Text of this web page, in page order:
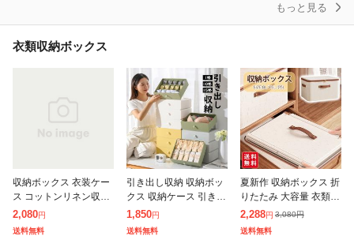
もっと見る
衣類収納ボックス
収納ボックス 衣装ケー
ス コットンリネン収納
ボックス 大容量 中身が
見える窓付き 折りたた
2,080円
送料無料
引き出し収納 収納ボッ
クス 収納ケース 引き出
し ボックス 整理整頓
衣類収納 デスクトップ
1,850円
送料無料
夏新作 収納ボックス 折
りたたみ 大容量 衣類収
納 収納ケース ボックス
衣類収納袋 フタ付き お
2,288円 3,080円
送料無料